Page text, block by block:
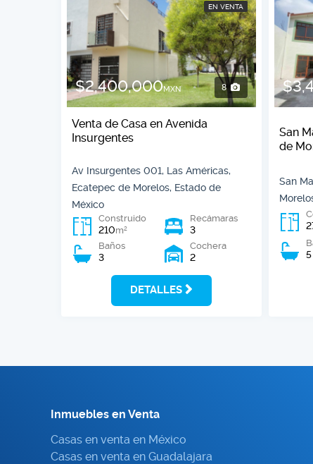
EN VENTA
$2,400,000MXN 8
Venta de Casa en Avenida
Insurgentes
Av Insurgentes 001, Las Américas,
Ecatepec de Morelos, Estado de
México
Construido
210m2
Recámaras
3
Baños
3
Cochera
2
DETALLES
San
de
San
5
Inmuebles en Venta
Casas en venta en México
Casas en venta en Guadalajara